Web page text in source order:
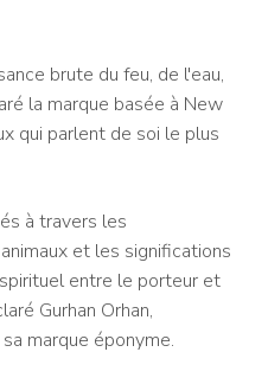
brute du feu, de l'eau,
la marque basée à New
qui parlent de soi le plus
à travers les
et les significations
entre le porteur et
Gurhan Orhan,
marque éponyme.